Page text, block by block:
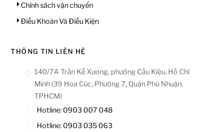
Chính sách vận chuyển
Điều Khoản Và Điều Kiện
THÔNG TIN LIÊN HỆ
140/7A Trần Kế Xương, phường Cầu Kiệu, Hồ Chí
Minh (39 Hoa Cúc, Phường 7, Quận Phú Nhuận,
TPHCM)
Hotline: 0903 007 048
Hotline: 0903 035 063